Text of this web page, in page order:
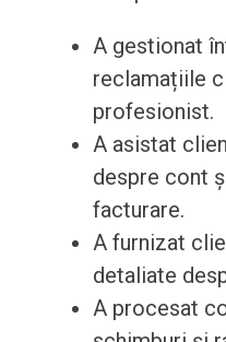
A gestionat
reclamațiile
profesionist.
A asistat
despre cont
facturare.
A furnizat
detaliate
A procesat